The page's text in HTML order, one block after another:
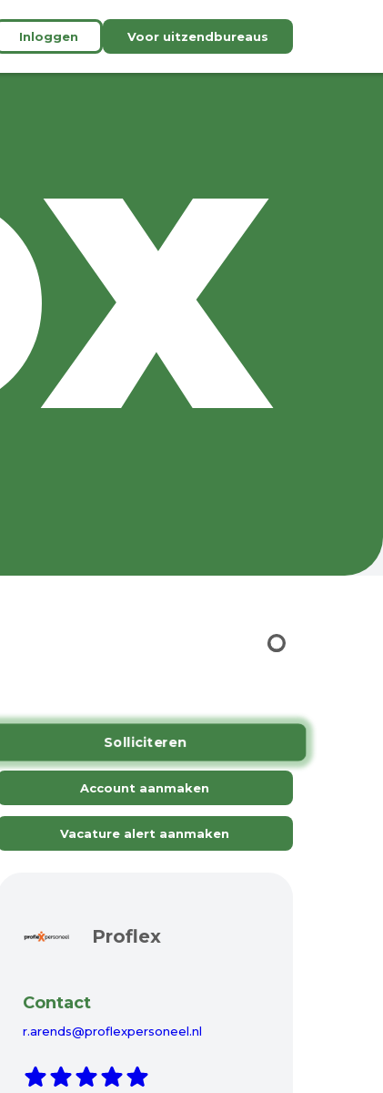
Inloggen Voor uitzendbureaus
Solliciteren
Account aanmaken
Vacature alert aanmaken
Proflex
Contact
r.arends@proflexpersoneel.nl